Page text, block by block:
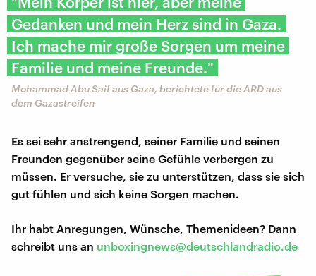
Gedanken und mein Herz sind in Gaza.
Ich mache mir große Sorgen um meine
Familie und meine Freunde."
Mohammad Abu Saif aus Gaza, berichtete für die ARD aus
dem Gazastreifen
Es sei sehr anstrengend, seiner Familie und seinen
Freunden gegenüber seine Gefühle verbergen zu
müssen. Er versuche, sie zu unterstützen, dass sie sich
gut fühlen und sich keine Sorgen machen.
Ihr habt Anregungen, Wünsche, Themenideen? Dann
schreibt uns an unboxingnews@deutschlandradio.de